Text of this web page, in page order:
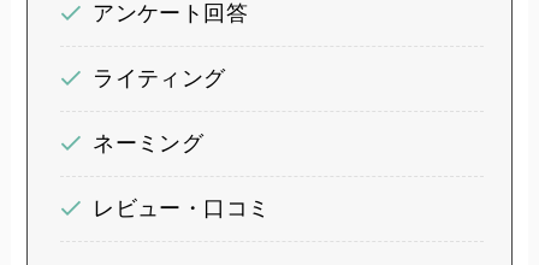
アンケート回答
ライティング
ネーミング
レビュー・口コミ